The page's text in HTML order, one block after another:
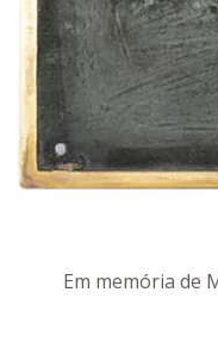
Em memória de